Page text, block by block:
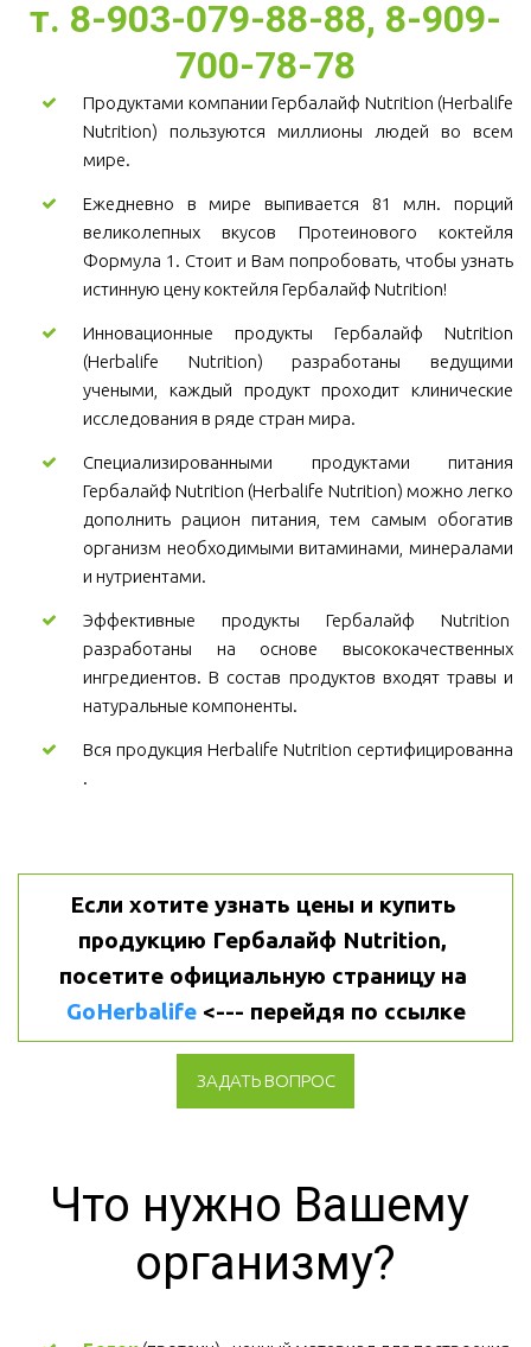
т. 8-903-079-88-88, 8-909-
700-78-78
Продуктами компании Гербалайф Nutrition (Herbalife
Nutrition) пользуются миллионы людей во всем
мире.
Ежедневно в мире выпивается 81 млн. порций
великолепных вкусов Протеинового коктейля
Формула 1. Стоит и Вам попробовать, чтобы узнать
истинную цену коктейля Гербалайф Nutrition!
Инновационные продукты Гербалайф Nutrition
(Herbalife Nutrition) разработаны ведущими
учеными, каждый продукт проходит клинические
исследования в ряде стран мира.
Специализированными продуктами питания
Гербалайф Nutrition (Herbalife Nutrition) можно легко
дополнить рацион питания, тем самым обогатив
организм необходимыми витаминами, минералами
и нутриентами.
Эффективные продукты Гербалайф Nutrition
разработаны на основе высококачественных
ингредиентов. В состав продуктов входят травы и
натуральные компоненты.
Вся продукция Herbalife Nutrition сертифицированна
.
Если хотите узнать цены и купить
продукцию Гербалайф Nutrition,
GoHerbalife <--- перейдя по ссылке
ЗАДАТЬ ВОПРОС
Что нужно Вашему
организму?